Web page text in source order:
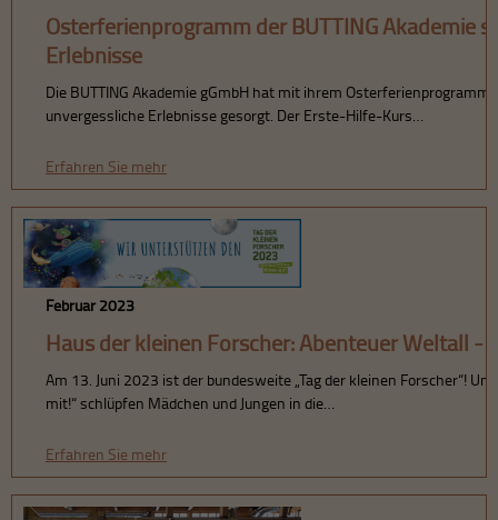
Osterferienprogramm der BUTTING Akademie
Erlebnisse
Die BUTTING Akademie gGmbH hat mit ihrem
unvergessliche Erlebnisse gesorgt. Der Erste-Hilfe-Kurs…
Erfahren Sie mehr
Februar 2023
Haus der kleinen Forscher: Abenteuer Weltall -
Am 13. Juni 2023 ist der bundesweite „Tag der kleinen Forscher“!
mit!“ schlüpfen Mädchen und Jungen in die…
Erfahren Sie mehr